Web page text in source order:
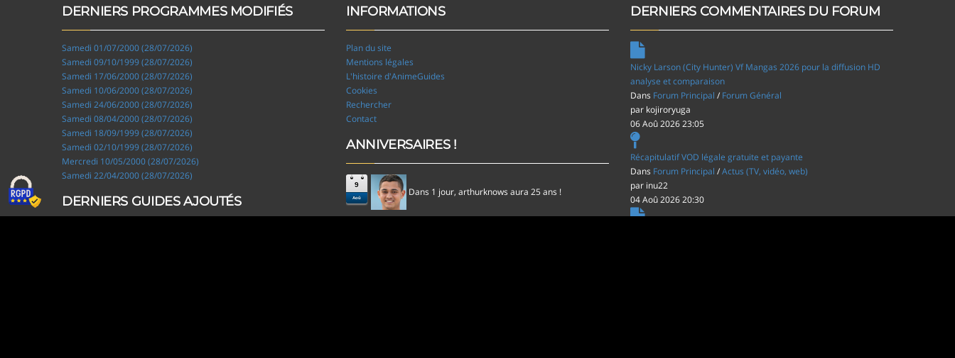
DERNIERS PROGRAMMES MODIFIÉS
Samedi 01/07/2000 (28/07/2026)
Samedi 09/10/1999 (28/07/2026)
Samedi 17/06/2000 (28/07/2026)
Samedi 10/06/2000 (28/07/2026)
Samedi 24/06/2000 (28/07/2026)
Samedi 08/04/2000 (28/07/2026)
Samedi 18/09/1999 (28/07/2026)
Samedi 02/10/1999 (28/07/2026)
Mercredi 10/05/2000 (28/07/2026)
Samedi 22/04/2000 (28/07/2026)
DERNIERS GUIDES AJOUTÉS
INFORMATIONS
Plan du site
Mentions légales
L'histoire d'AnimeGuides
Cookies
Rechercher
Contact
ANNIVERSAIRES !
9
Aoû
Dans 1 jour, arthurknows aura 25 ans !
DERNIERS COMMENTAIRES DU FORUM
Nicky Larson (City Hunter) Vf Mangas 2026 pour la diffusion HD
analyse et comparaison
Dans Forum Principal / Forum Général
par kojiroryuga
06 Aoû 2026 23:05
Récapitulatif VOD légale gratuite et payante
Dans Forum Principal /Actus (TV, vidéo, web)
par inu22
04 Aoû 2026 20:30